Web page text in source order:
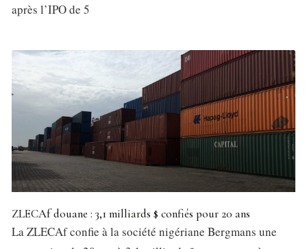
après l’IPO de 5
ZLECAf douane : 3,1 milliards $ confiés pour 20 ans
La ZLECAf confie à la société nigériane Bergmans une